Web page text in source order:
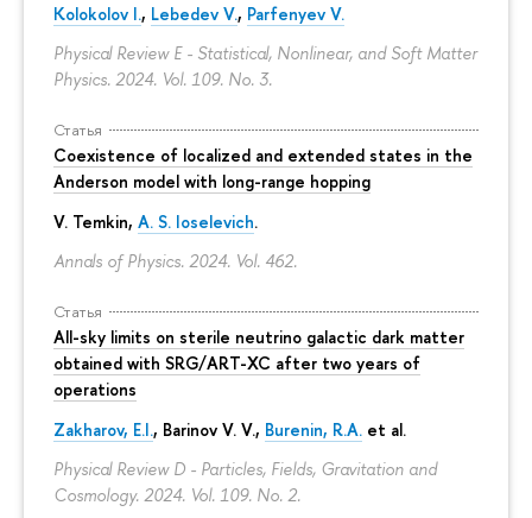
Kolokolov I., Lebedev V., Parfenyev V.
Physical Review E - Statistical, Nonlinear, and Soft Matter
Physics. 2024. Vol. 109. No. 3.
Статья
Coexistence of localized and extended states in the
Anderson model with long-range hopping
V. Temkin, A. S. Ioselevich.
Annals of Physics. 2024. Vol. 462.
Статья
All-sky limits on sterile neutrino galactic dark matter
obtained with SRG/ART-XC after two years of
operations
Zakharov, E.I., Barinov V. V., Burenin, R.A. et al.
Physical Review D - Particles, Fields, Gravitation and
Cosmology. 2024. Vol. 109. No. 2.